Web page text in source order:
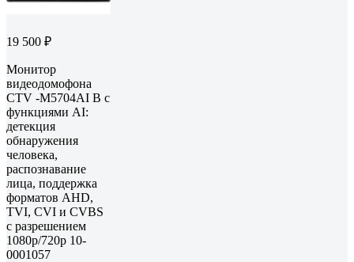
19 500 ₽
Монитор
видеодомофона
CTV -M5704AI B с
функциями AI:
детекция
обнаружения
человека,
распознавание
лица, поддержка
форматов AHD,
TVI, CVI и CVBS
с разрешением
1080p/720p 10-
0001057